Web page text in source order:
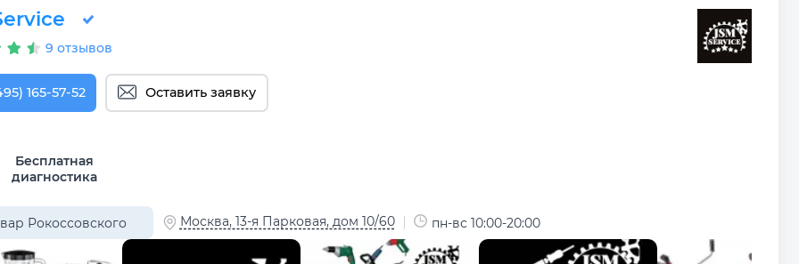
9 отзывов
165-57-52 Оставить заявку
Бесплатная
диагностика
Рокоссовского Москва, 13-я Парковая, дом 10/60 пн-вс 10:00-20:00